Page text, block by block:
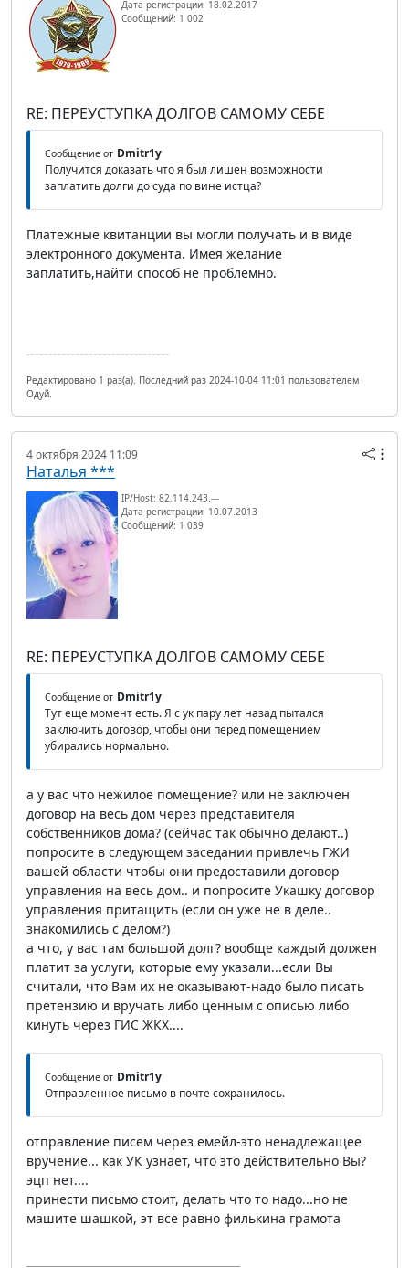
Дата регистрации: 18.02.2017
Сообщений: 1 002
RE: ПЕРЕУСТУПКА ДОЛГОВ САМОМУ СЕБЕ
Сообщение от Dmitr1y
Получится доказать что я был лишен возможности
заплатить долги до суда по вине истца?
Платежные квитанции вы могли получать и в виде
электронного документа. Имея желание
заплатить,найти способ не проблемно.
Редактировано 1 раз(а). Последний раз 2024-10-04 11:01 пользователем
Одуй.
4 октября 2024 11:09
Наталья ***
IP/Host: 82.114.243.---
Дата регистрации: 10.07.2013
Сообщений: 1 039
RE: ПЕРЕУСТУПКА ДОЛГОВ САМОМУ СЕБЕ
Сообщение от Dmitr1y
Тут еще момент есть. Я с ук пару лет назад пытался
заключить договор, чтобы они перед помещением
убирались нормально.
а у вас что нежилое помещение? или не заключен
договор на весь дом через представителя
собственников дома? (сейчас так обычно делают..)
попросите в следующем заседании привлечь ГЖИ
вашей области чтобы они предоставили договор
управления на весь дом.. и попросите Укашку договор
управления притащить (если он уже не в деле..
знакомились с делом?)
а что, у вас там большой долг? вообще каждый должен
платит за услуги, которые ему указали...если Вы
считали, что Вам их не оказывают-надо было писать
претензию и вручать либо ценным с описью либо
кинуть через ГИС ЖКХ....
Сообщение от Dmitr1y
Отправленное письмо в почте сохранилось.
отправление писем через емейл-это ненадлежащее
вручение... как УК узнает, что это действительно Вы?
эцп нет....
принести письмо стоит, делать что то надо...но не
машите шашкой, эт все равно филькина грамота